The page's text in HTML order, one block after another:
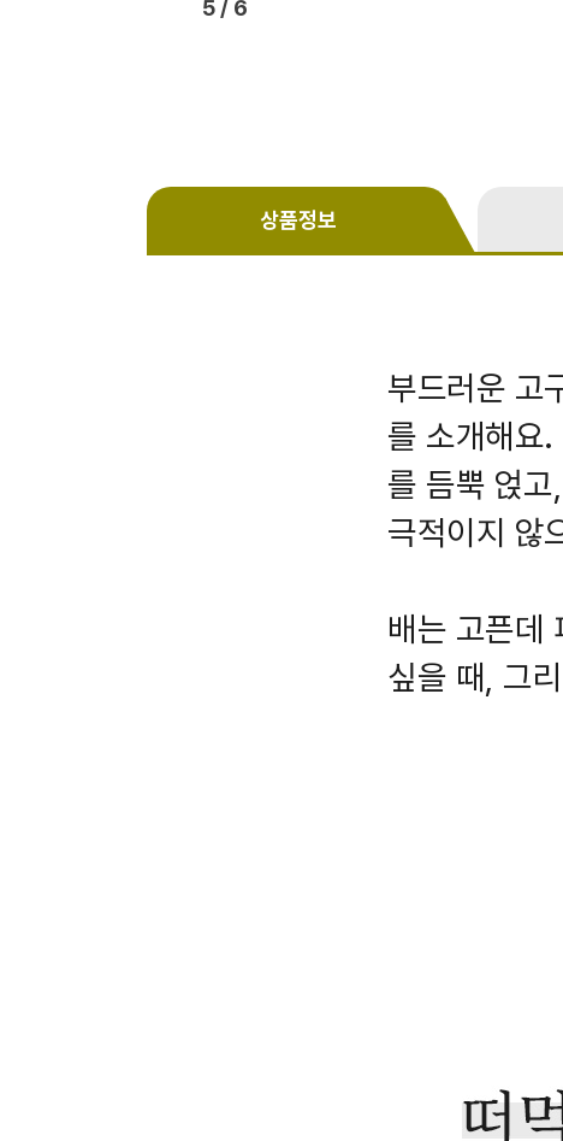
6 / 6
상품정보
부드러운 고
를 소개해요
를 듬뿍 얹
극적이지 않
배는 고픈데
싶을 때, 그